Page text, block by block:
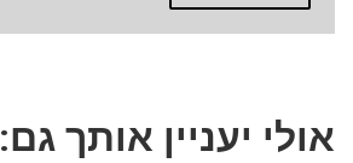
אולי יעניין אותך גם: